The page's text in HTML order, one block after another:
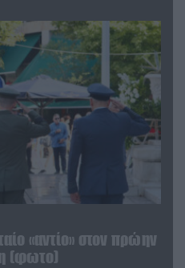
«αντίο» στον πρώην
(φωτο)